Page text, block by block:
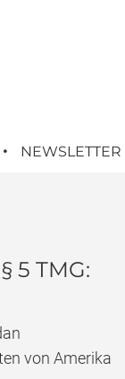
NEWSLETTER
5 TMG:
von Amerika